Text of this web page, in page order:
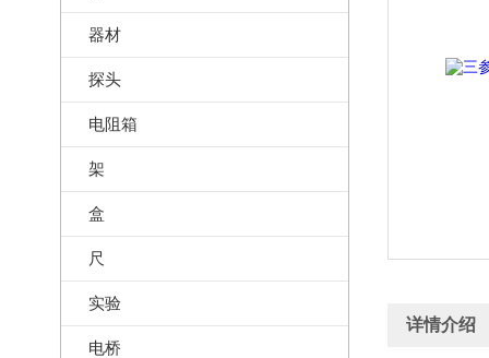
器材
探头
电阻箱
架
盒
尺
实验
电桥
详情介绍